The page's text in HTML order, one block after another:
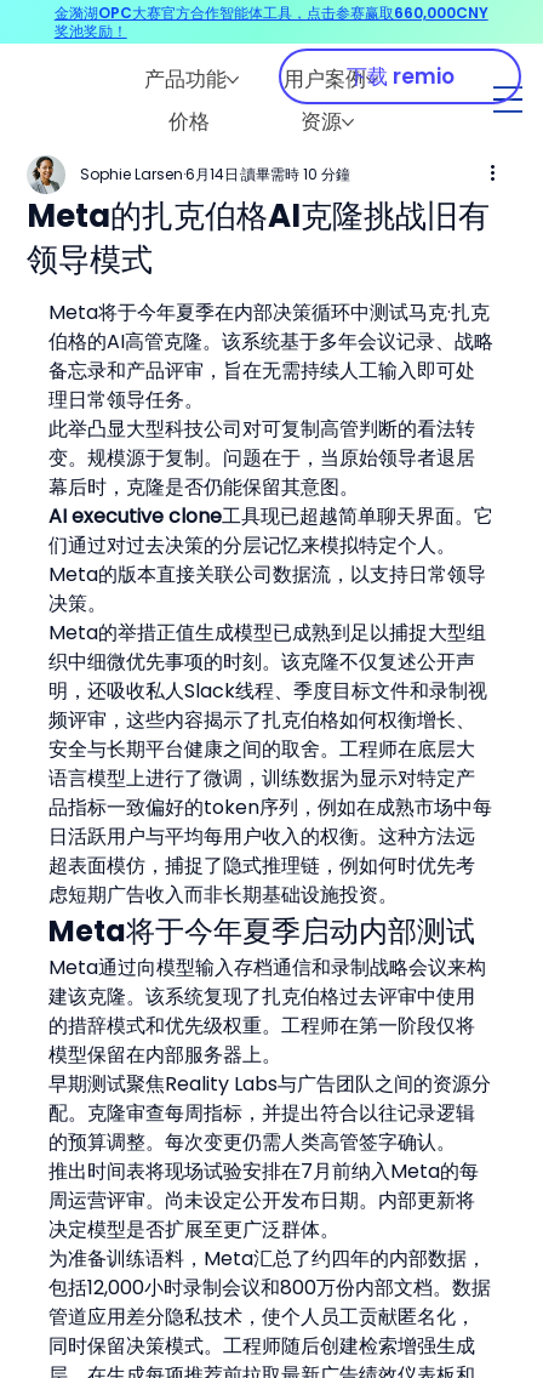
产品功能
用户案例
价格
资源
下载 remio
Meta的扎克伯格AI克隆挑战旧有
领导模式
Sophie Larsen 6月14日 讀畢需時 10 分鐘
Meta将于今年夏季在内部决策循环中测试马克·扎克
伯格的AI高管克隆。该系统基于多年会议记录、战略
备忘录和产品评审，旨在无需持续人工输入即可处
理日常领导任务。
此举凸显大型科技公司对可复制高管判断的看法转
变。规模源于复制。问题在于，当原始领导者退居
幕后时，克隆是否仍能保留其意图。
AI executive clone工具现已超越简单聊天界面。它
们通过对过去决策的分层记忆来模拟特定个人。
Meta的版本直接关联公司数据流，以支持日常领导
决策。
Meta的举措正值生成模型已成熟到足以捕捉大型组
织中细微优先事项的时刻。该克隆不仅复述公开声
明，还吸收私人Slack线程、季度目标文件和录制视
频评审，这些内容揭示了扎克伯格如何权衡增长、
安全与长期平台健康之间的取舍。工程师在底层大
语言模型上进行了微调，训练数据为显示对特定产
品指标一致偏好的token序列，例如在成熟市场中每
日活跃用户与平均每用户收入的权衡。这种方法远
超表面模仿，捕捉了隐式推理链，例如何时优先考
虑短期广告收入而非长期基础设施投资。
Meta将于今年夏季启动内部测试
Meta通过向模型输入存档通信和录制战略会议来构
建该克隆。该系统复现了扎克伯格过去评审中使用
的措辞模式和优先级权重。工程师在第一阶段仅将
模型保留在内部服务器上。
早期测试聚焦Reality Labs与广告团队之间的资源分
配。克隆审查每周指标，并提出符合以往记录逻辑
的预算调整。每次变更仍需人类高管签字确认。
推出时间表将现场试验安排在7月前纳入Meta的每
周运营评审。尚未设定公开发布日期。内部更新将
决定模型是否扩展至更广泛群体。
为准备训练语料，Meta汇总了约四年的内部数据，
包括12,000小时录制会议和800万份内部文档。数据
管道应用差分隐私技术，使个人员工贡献匿名化，
同时保留决策模式。工程师随后创建检索增强生成
金漪湖OPC大赛官方合作智能体工具，点击参赛赢取660,000CNY
奖池奖励！